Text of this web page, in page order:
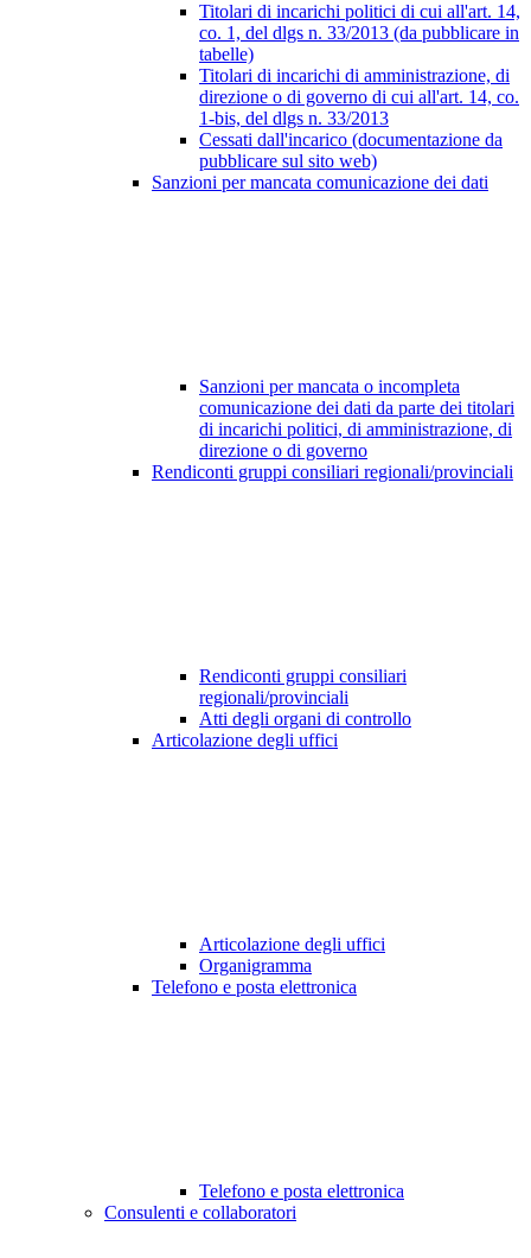
Titolari di incarichi politici di cui all'art. 14,
co. 1, del dlgs n. 33/2013 (da pubblicare in
tabelle)
Titolari di incarichi di amministrazione, di
direzione o di governo di cui all'art. 14, co.
1-bis, del dlgs n. 33/2013
Cessati dall'incarico (documentazione da
pubblicare sul sito web)
Sanzioni per mancata comunicazione dei dati
Sanzioni per mancata o incompleta
comunicazione dei dati da parte dei titolari
di incarichi politici, di amministrazione, di
direzione o di governo
Rendiconti gruppi consiliari regionali/provinciali
Rendiconti gruppi consiliari
regionali/provinciali
Atti degli organi di controllo
Articolazione degli uffici
Articolazione degli uffici
Organigramma
Telefono e posta elettronica
Telefono e posta elettronica
Consulenti e collaboratori